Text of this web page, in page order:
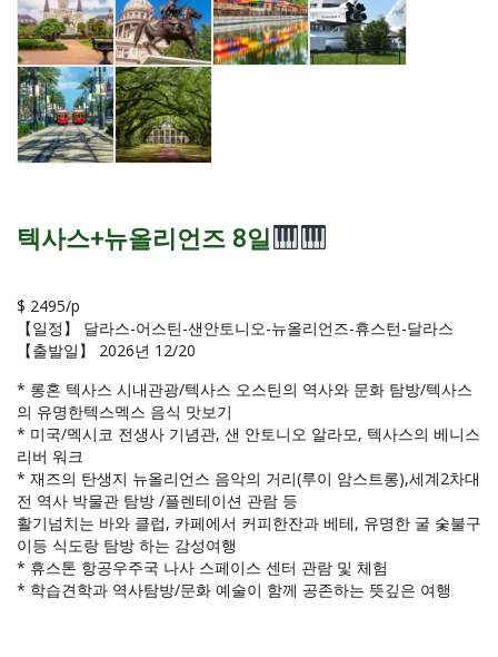
텍사스+뉴올리언즈 8일
$ 2495/p
【일정】 달라스-어스틴-샌안토니오-뉴올리언즈-휴스턴-달라스
【출발일】 2026년 12/20
* 롱혼 텍사스 시내관광/텍사스 오스틴의 역사와 문화 탐방/텍사스
의 유명한텍스멕스 음식 맛보기
* 미국/멕시코 전생사 기념관, 샌 안토니오 알라모, 텍사스의 베니스
리버 워크
* 재즈의 탄생지 뉴올리언스 음악의 거리(루이 암스트롱),세계2차대
전 역사 박물관 탐방 /플렌테이션 관람 등
활기넘치는 바와 클럽, 카페에서 커피한잔과 베테, 유명한 굴 숯불구
이등 식도랑 탐방 하는 감성여행
* 휴스톤 항공우주국 나사 스페이스 센터 관람 및 체험
* 학습견학과 역사탐방/문화 예술이 함께 공존하는 뜻깊은 여행